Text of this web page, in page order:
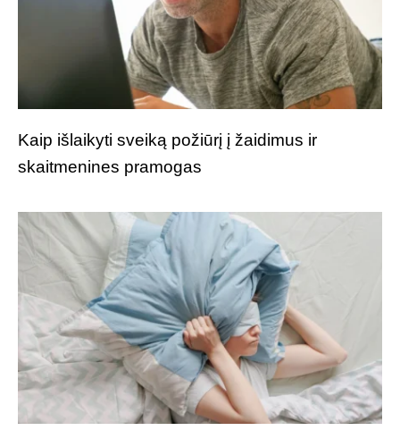
Kaip išlaikyti sveiką požiūrį į žaidimus ir
skaitmenines pramogas